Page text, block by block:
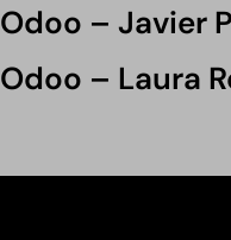
Odoo – Javier
Odoo – Laura